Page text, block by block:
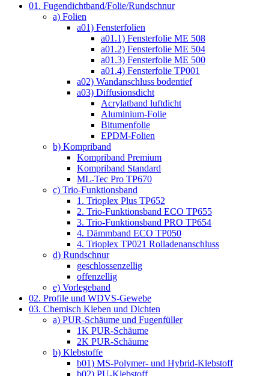
01. Fugendichtband/Folie/Rundschnur
a) Folien
a01) Fensterfolien
a01.1) Fensterfolie ME 508
a01.2) Fensterfolie ME 504
a01.3) Fensterfolie ME 500
a01.4) Fensterfolie TP001
a02) Wandanschluss bodentief
a03) Diffusionsdicht
Acrylatband luftdicht
Aluminium-Folie
Bitumenfolie
EPDM-Folien
b) Kompriband
Kompriband Premium
Kompriband Standard
ML-Tec Pro TP670
c) Trio-Funktionsband
1. Trioplex Plus TP652
2. Trio-Funktionsband ECO TP655
3. Trio-Funktionsband PRO TP654
4. Dämmband ECO TP050
4. Trioplex TP021 Rolladenanschluss
d) Rundschnur
geschlossenzellig
offenzellig
e) Vorlegeband
02. Profile und WDVS-Gewebe
03. Chemisch Kleben und Dichten
a) PUR-Schäume und Fugenfüller
1K PUR-Schäume
2K PUR-Schäume
b) Klebstoffe
b01) MS-Polymer- und Hybrid-Klebstoff